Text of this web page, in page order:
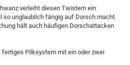
verleiht diesen Twistern ein
so unglaublich fängig auf Dorsch macht.
hält auch häufigen Dorschattacken
Pilksystem mit ein oder zwei